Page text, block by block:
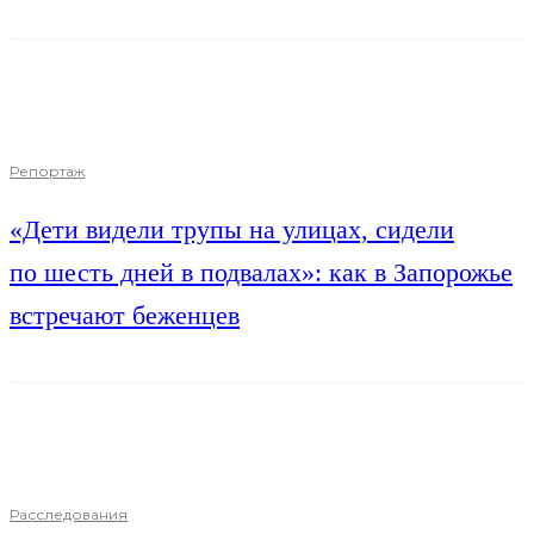
Репортаж
«Дети видели трупы на улицах, сидели
по шесть дней в подвалах»: как в Запорожье
встречают беженцев
Расследования